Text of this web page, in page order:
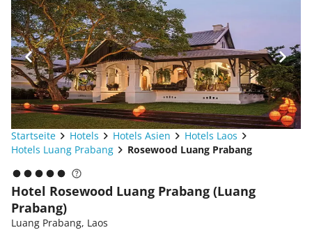
Startseite Hotels Hotels Asien
Hotels Laos
Hotels Luang Prabang
Rosewood Luang Prabang
Hotel Rosewood Luang Prabang (Luang
Prabang)
Luang Prabang, Laos